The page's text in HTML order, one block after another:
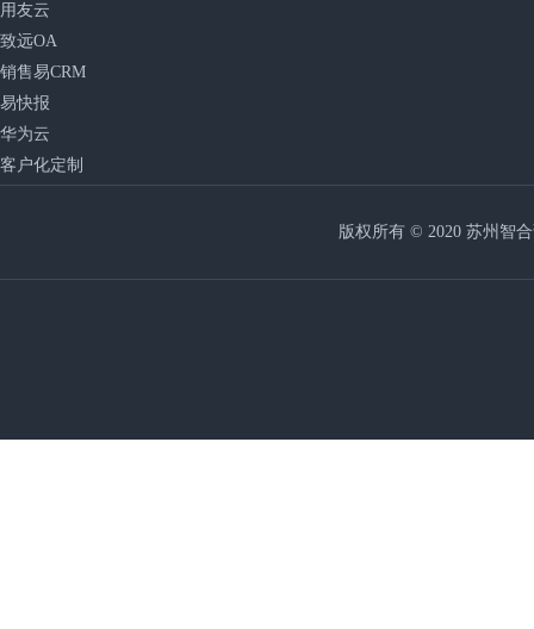
用友云
致远OA
销售易CRM
易快报
华为云
客户化定制
版权所有 © 2020 苏州智